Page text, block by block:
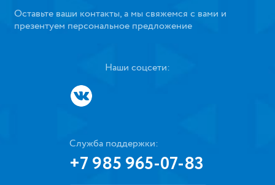
Оставьте ваши контакты, а мы свяжемся с вами и
презентуем персональное предложение
Наши соцсети:
Служба поддержки:
+7 985 965-07-83